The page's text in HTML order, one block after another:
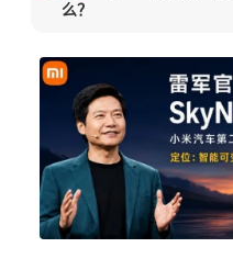
么？